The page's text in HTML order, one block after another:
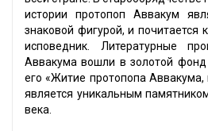
истории протопоп Аввакум
знаковой фигурой, и почитается
исповедник. Литературные
Аввакума вошли в золотой фонд
его «Житие протопопа
является уникальным
века.